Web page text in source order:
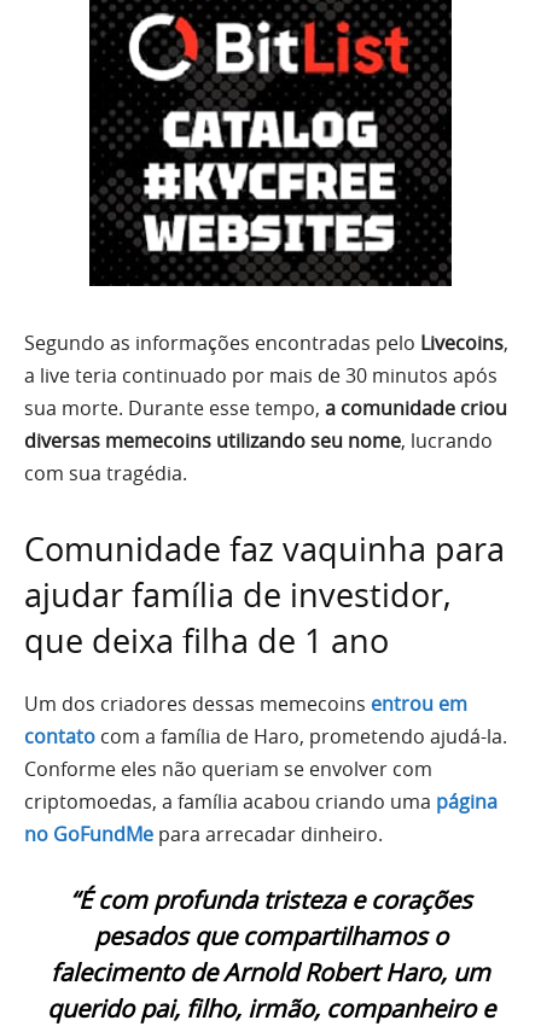
Segundo as informações encontradas pelo Livecoins,
a live teria continuado por mais de 30 minutos após
sua morte. Durante esse tempo, a comunidade criou
diversas memecoins utilizando seu nome, lucrando
com sua tragédia.
Comunidade faz vaquinha para
ajudar família de investidor,
que deixa filha de 1 ano
Um dos criadores dessas memecoins entrou em
contato com a família de Haro, prometendo ajudá-la.
Conforme eles não queriam se envolver com
criptomoedas, a família acabou criando uma página
no GoFundMe para arrecadar dinheiro.
“É com profunda tristeza e corações
pesados que compartilhamos o
falecimento de Arnold Robert Haro, um
querido pai, filho, irmão, companheiro e